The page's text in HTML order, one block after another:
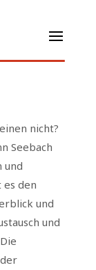
nicht?
Seebach
und
den
und
und